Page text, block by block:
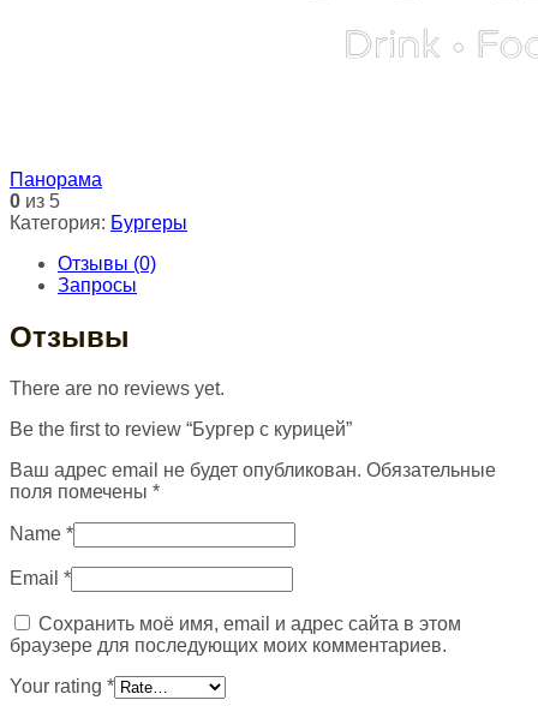
Панорама
0 из 5
Категория: Бургеры
Отзывы (0)
Запросы
Отзывы
There are no reviews yet.
Be the first to review “Бургер с курицей”
Ваш адрес email не будет опубликован. Обязательные
поля помечены *
Name *
Email *
Сохранить моё имя, email и адрес сайта в этом
браузере для последующих моих комментариев.
Your rating *